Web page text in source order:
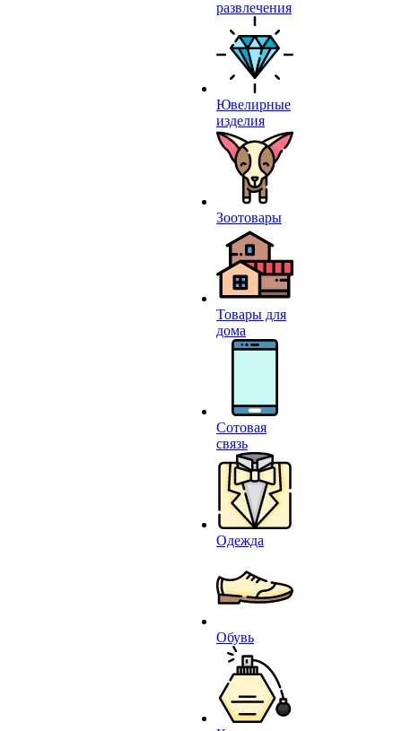
развлечения
Ювелирные
изделия
Зоотовары
Товары для
дома
Сотовая
связь
Одежда
Обувь